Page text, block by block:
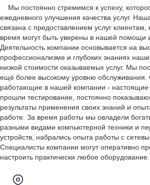
Мы постоянно стремимся к успеху,
ежедневного улучшения качества услуг.
связана с предоставлением услуг
время могут быть уверены в нашей помощи
Деятельность компании основывается на
профессионализме и глубоких знаниях
низкой стоимости оказываемых услуг. Мы
ещё более высокому уровню обслуживания.
работающие в нашей компании -
прошли тестирование, постоянно
результаты применения своих знаний и
работе. За время работы мы овладели
разными видами компьютерной техники и
устройств, набрались опыта работы с
Специалисты компании могут оперативно
настроить практически любое оборудование.